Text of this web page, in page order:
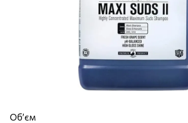
Обʼєм